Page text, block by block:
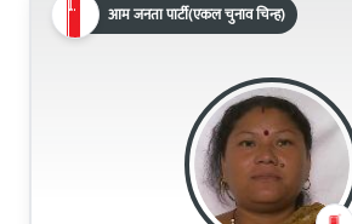
आम जनता पार्टी(एकल चुनाव चिन्ह)